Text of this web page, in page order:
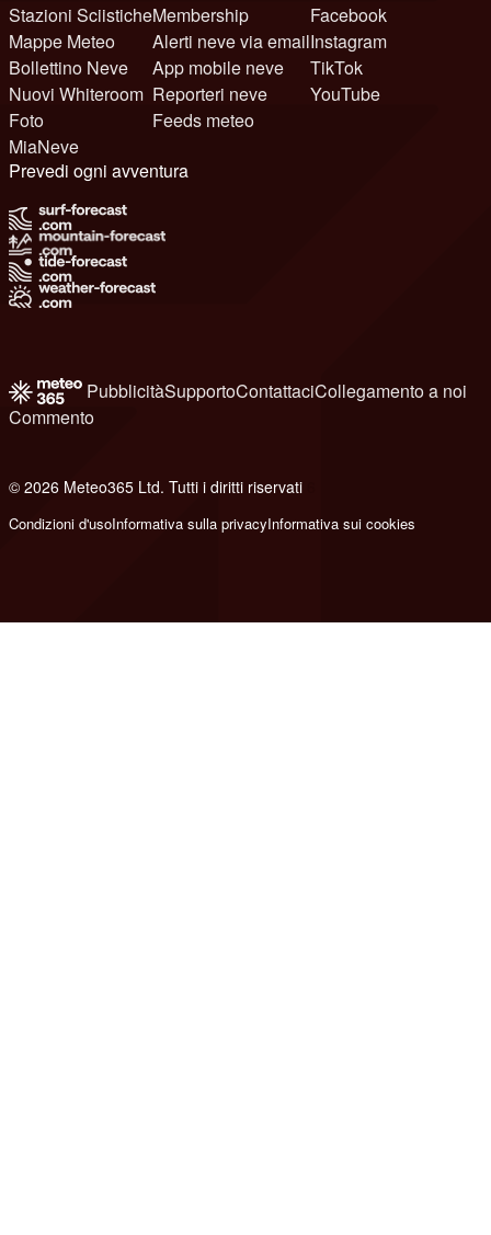
Stazioni Sciistiche
Mappe Meteo
Bollettino Neve
Nuovi Whiteroom
Foto
MiaNeve
Membership
Alerti neve via email
App mobile neve
Reporteri neve
Feeds meteo
Facebook
Instagram
TikTok
YouTube
Prevedi ogni avventura
PubblicitàSupportoContattaciCollegamento a noi
Commento
© 2026 Meteo365 Ltd. Tutti i diritti riservati
Condizioni d'usoInformativa sulla privacyInformativa sui cookies